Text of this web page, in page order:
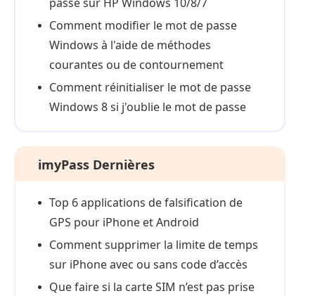
passe sur HP Windows 10/8/7
Comment modifier le mot de passe
Windows à l'aide de méthodes
courantes ou de contournement
Comment réinitialiser le mot de passe
Windows 8 si j'oublie le mot de passe
imyPass Dernières
Top 6 applications de falsification de
GPS pour iPhone et Android
Comment supprimer la limite de temps
sur iPhone avec ou sans code d’accès
Que faire si la carte SIM n’est pas prise